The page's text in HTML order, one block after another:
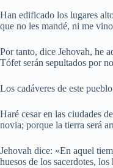
Han edificado los lugares
que no les mandé, ni me
Por tanto, dice Jehovah, he
Tófet serán sepultados por
Los cadáveres de este
Haré cesar en las ciudades
novia; porque la tierra será
Jehovah dice: «En aquel
huesos de los sacerdotes,